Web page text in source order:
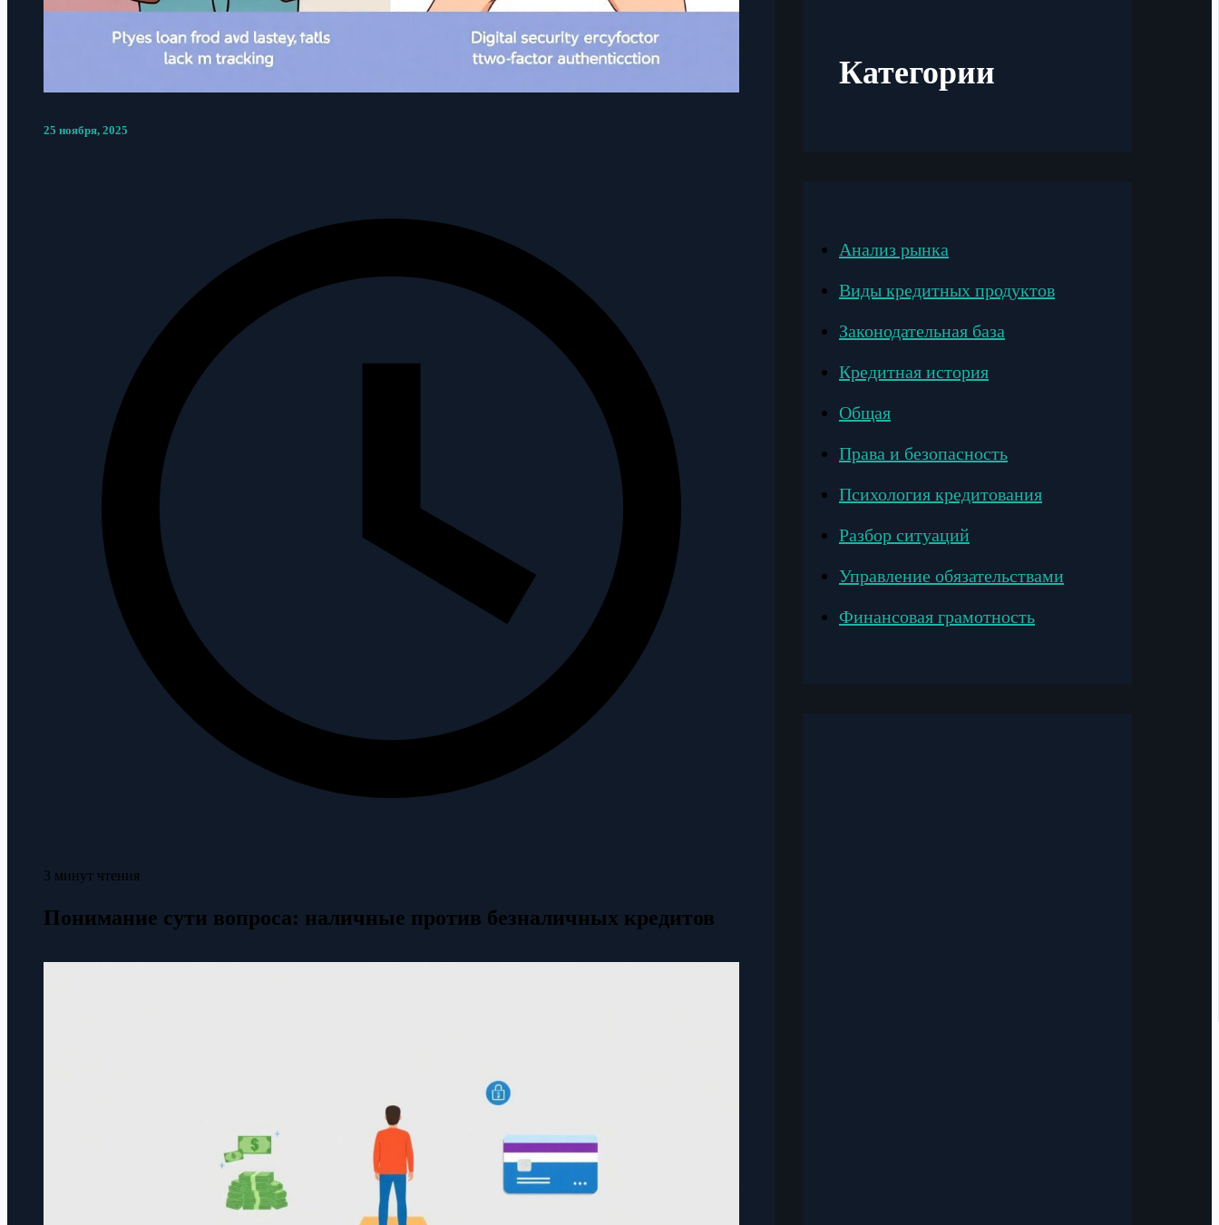
25 ноября, 2025
3 минут чтения
Понимание сути вопроса: наличные против безналичных кредитов
Категории
Анализ рынка
Виды кредитных продуктов
Законодательная база
Кредитная история
Общая
Права и безопасность
Психология кредитования
Разбор ситуаций
Управление обязательствами
Финансовая грамотность